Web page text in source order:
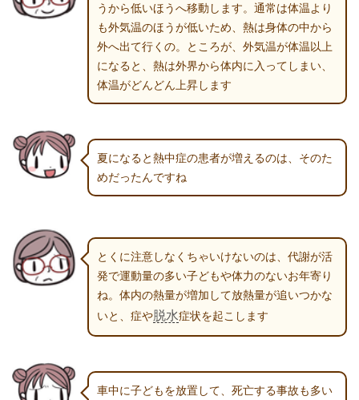
うから低いほうへ移動します。通常は体温より
も外気温のほうが低いため、熱は身体の中から
外へ出て行くの。ところが、外気温が体温以上
になると、熱は外界から体内に入ってしまい、
体温がどんどん上昇します
夏になると熱中症の患者が増えるのは、そのた
めだったんですね
とくに注意しなくちゃいけないのは、代謝が活
発で運動量の多い子どもや体力のないお年寄り
ね。体内の熱量が増加して放熱量が追いつかな
いと、症や脱水症状を起こします
車中に子どもを放置して、死亡する事故も多い